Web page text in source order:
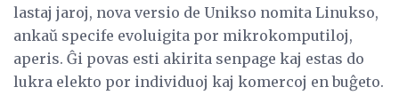
lastaj jaroj, nova versio de Unikso nomita Linukso,
ankaŭ specife evoluigita por mikrokomputiloj,
aperis. Ĝi povas esti akirita senpage kaj estas do
lukra elekto por individuoj kaj komercoj en buĝeto.